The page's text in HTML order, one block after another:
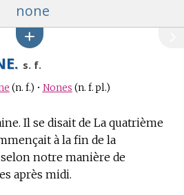
none
s. f.
(n. f.) • Nones (n. f. pl.)
Il se disait de La quatrième
à la fin de la
notre manière de
après midi.